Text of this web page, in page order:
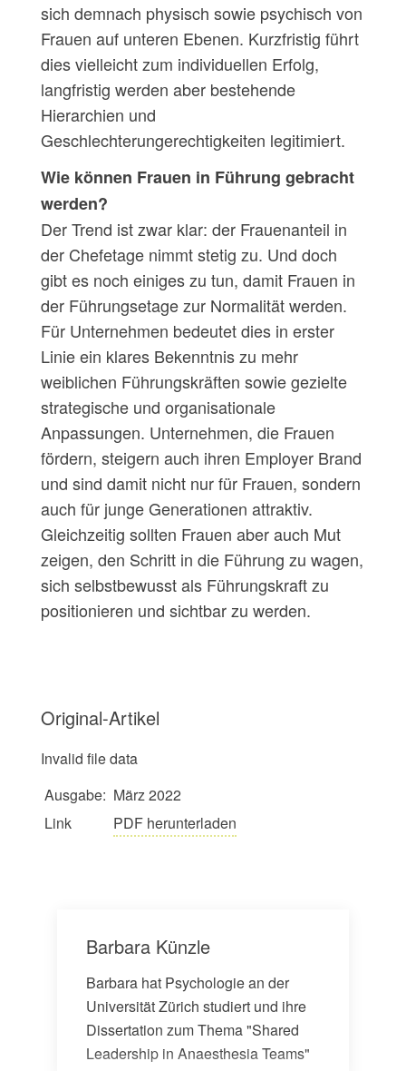
sich demnach physisch sowie psychisch von
Frauen auf unteren Ebenen. Kurzfristig führt
dies vielleicht zum individuellen Erfolg,
langfristig werden aber bestehende
Hierarchien und
Geschlechterungerechtigkeiten legitimiert.
Wie können Frauen in Führung gebracht
werden?
Der Trend ist zwar klar: der Frauenanteil in
der Chefetage nimmt stetig zu. Und doch
gibt es noch einiges zu tun, damit Frauen in
der Führungsetage zur Normalität werden.
Für Unternehmen bedeutet dies in erster
Linie ein klares Bekenntnis zu mehr
weiblichen Führungskräften sowie gezielte
strategische und organisationale
Anpassungen. Unternehmen, die Frauen
fördern, steigern auch ihren Employer Brand
und sind damit nicht nur für Frauen, sondern
auch für junge Generationen attraktiv.
Gleichzeitig sollten Frauen aber auch Mut
zeigen, den Schritt in die Führung zu wagen,
sich selbstbewusst als Führungskraft zu
positionieren und sichtbar zu werden.
Original-Artikel
Invalid file data
Ausgabe: März 2022
Link
PDF herunterladen
Barbara Künzle
Barbara hat Psychologie an der
Universität Zürich studiert und ihre
Dissertation zum Thema "Shared
Leadership in Anaesthesia Teams"